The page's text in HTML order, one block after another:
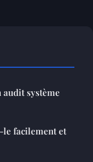
système
le facilement et